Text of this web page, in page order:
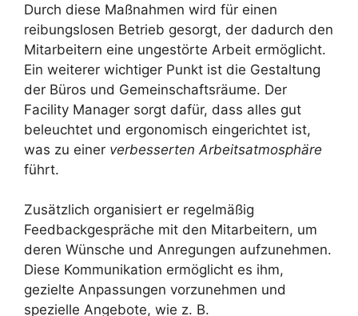
Durch diese Maßnahmen wird für einen
reibungslosen Betrieb gesorgt, der dadurch den
Mitarbeitern eine ungestörte Arbeit ermöglicht.
Ein weiterer wichtiger Punkt ist die Gestaltung
der Büros und Gemeinschaftsräume. Der
Facility Manager sorgt dafür, dass alles gut
beleuchtet und ergonomisch eingerichtet ist,
was zu einer verbesserten Arbeitsatmosphäre
führt.
Zusätzlich organisiert er regelmäßig
Feedbackgespräche mit den Mitarbeitern, um
deren Wünsche und Anregungen aufzunehmen.
Diese Kommunikation ermöglicht es ihm,
gezielte Anpassungen vorzunehmen und
spezielle Angebote, wie z. B.